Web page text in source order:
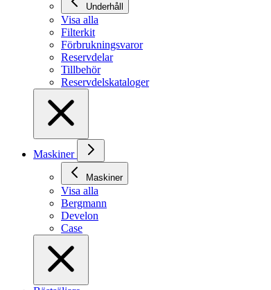
Underhåll
Visa alla
Filterkit
Förbrukningsvaror
Reservdelar
Tillbehör
Reservdelskataloger
Maskiner
Maskiner
Visa alla
Bergmann
Develon
Case